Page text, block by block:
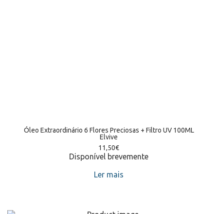
Óleo Extraordinário 6 Flores Preciosas + Filtro UV 100ML
Elvive
11,50€
Disponível brevemente
Ler mais